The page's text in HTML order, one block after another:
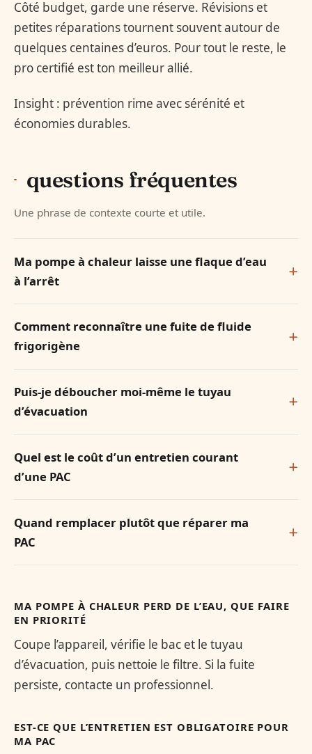
Côté budget, garde une réserve. Révisions et
petites réparations tournent souvent autour de
quelques centaines d’euros. Pour tout le reste, le
pro certifié est ton meilleur allié.
Insight : prévention rime avec sérénité et
économies durables.
questions fréquentes
Une phrase de contexte courte et utile.
Ma pompe à chaleur laisse une flaque d’eau
à l’arrêt
Comment reconnaître une fuite de fluide
frigorigène
Puis-je déboucher moi-même le tuyau
d’évacuation
Quel est le coût d’un entretien courant
d’une PAC
Quand remplacer plutôt que réparer ma
PAC
MA POMPE À CHALEUR PERD DE L’EAU, QUE FAIRE
EN PRIORITÉ
Coupe l’appareil, vérifie le bac et le tuyau
d’évacuation, puis nettoie le filtre. Si la fuite
persiste, contacte un professionnel.
EST-CE QUE L’ENTRETIEN EST OBLIGATOIRE POUR
MA PAC